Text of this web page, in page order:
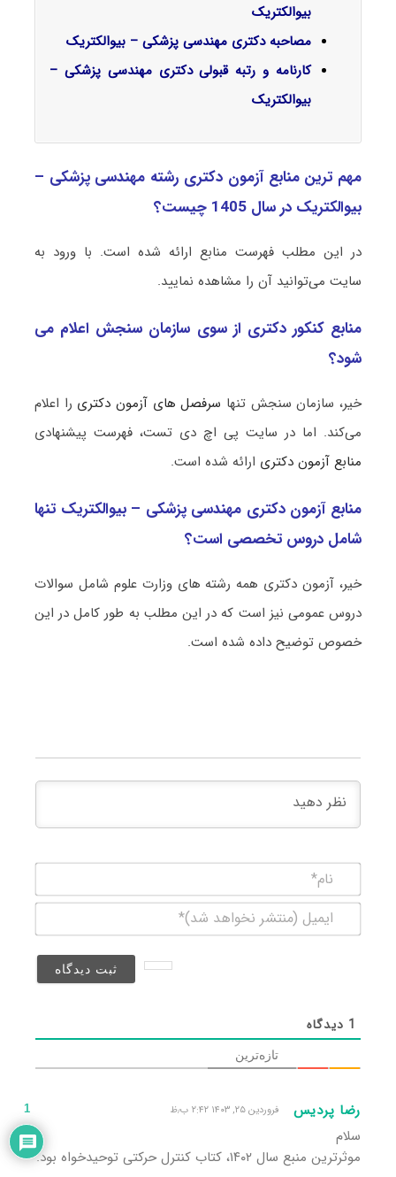
بیوالکتریک
مصاحبه دکتری مهندسی پزشکی – بیوالکتریک
کارنامه و رتبه قبولی دکتری مهندسی پزشکی –
بیوالکتریک
مهم ترین منابع آزمون دکتری رشته مهندسی پزشکی –
بیوالکتریک در سال 1405 چیست؟
در این مطلب فهرست منابع ارائه شده است. با ورود به
سایت می‌توانید آن را مشاهده نمایید.
منابع کنکور دکتری از سوی سازمان سنجش اعلام می
شود؟
خیر، سازمان سنجش تنها سرفصل های آزمون دکتری را اعلام
می‌کند. اما در سایت پی اچ دی تست، فهرست پیشنهادی
منابع آزمون دکتری ارائه شده است.
منابع آزمون دکتری مهندسی پزشکی – بیوالکتریک تنها
شامل دروس تخصصی است؟
خیر، آزمون دکتری همه رشته های وزارت علوم شامل سوالات
دروس عمومی نیز است که در این مطلب به طور کامل در این
خصوص توضیح داده شده است.
(منتشر
1 دیدگاه
تازه‌ترین
رضا پردیس فروردین ۲۵, ۱۴۰۳ ۲:۴۲ ب٫ظ
سلام
موثرترین منبع سال ۱۴۰۲، کتاب کنترل حرکتی توحیدخواه بود.
1